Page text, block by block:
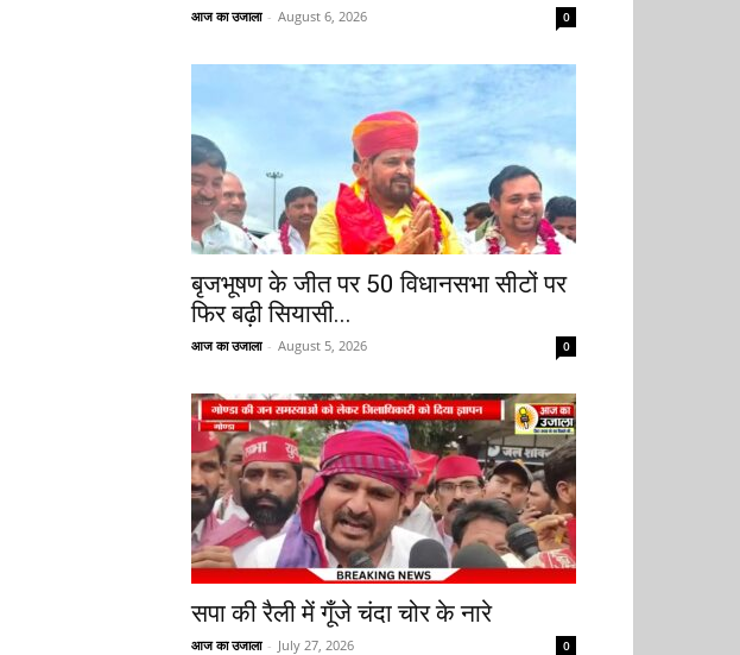
आज का उजाला - August 6, 2026 0
बृजभूषण के जीत पर 50 विधानसभा सीटों पर
फिर बढ़ी सियासी...
आज का उजाला - August 5, 2026 0
सपा की रैली में गूँजे चंदा चोर के नारे
आज का उजाला - July 27, 2026 0